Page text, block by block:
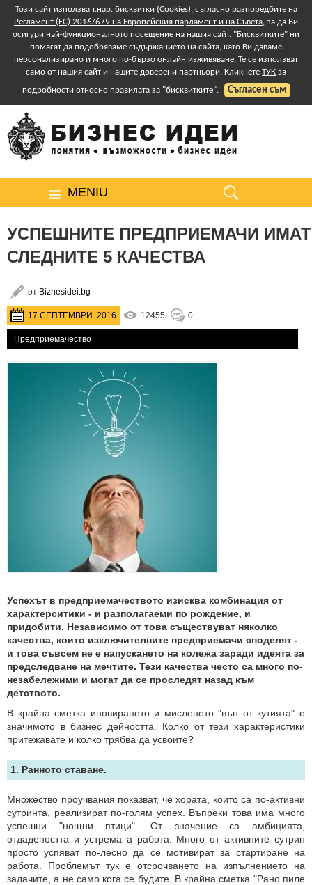
Този сайт използва т.нар. бисквитки (Cookies), съгласно разпоредбите на
Регламент (ЕС) 2016/679 на Европейския парламент и на Съвета, за да Ви
осигури най-функционалното посещение на нашия сайт. "Бисквитките" ни
помагат да подобряваме съдържанието на сайта, като Ви даваме
персонализирано и много по-бързо онлайн изживяване. Те се използват
само от нашия сайт и нашите доверени партньори. Кликнете ТУК за
подробности относно правилата за "бисквитките".
Съгласен съм
MENIU
УСПЕШНИТЕ ПРЕДПРИЕМАЧИ ИМАТ
СЛЕДНИТЕ 5 КАЧЕСТВА
от Biznesidei.bg
12455 0
17 СЕПТЕМВРИ. 2016
Предприемачество
Успехът в предприемачеството изисква комбинация от
характерситики - и разполагаеми по рождение, и
придобити. Независимо от това съществуват няколко
качества, които изключителните предприемачи споделят -
и това съвсем не е напускането на колежа заради идеята за
предследване на мечтите. Тези качества често са много по-
незабележими и могат да се проследят назад към
детството.
В крайна сметка иновирането и мисленето "вън от кутията" е
значимото в бизнес дейността. Колко от тези характеристики
притежавате и колко трябва да усвоите?
1. Ранното ставане.
Множество проучвания показват, че хората, които са по-активни
сутринта, реализират по-голям успех. Въпреки това има много
успешни "нощни птици". От значение са амбицията,
отдадеността и устрема а работа. Много от активните сутрин
просто успяват по-лесно да се мотивират за стартиране на
работа. Проблемът тук е отсрочването на изпълнението на
задачите, а не само кога се будите. В крайна сметка "Рано пиле